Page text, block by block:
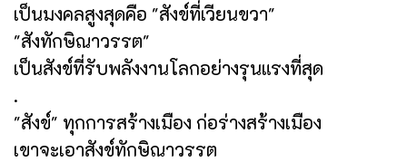
เป็นมงคลสูงสุดคือ "สังข์ที่เวียนขวา"
"สังทักษิณาวรรต"
เป็นสังข์ที่รับพลังงานโลกอย่างรุนแรงที่สุด
.
"สังข์" ทุกการสร้างเมือง ก่อร่างสร้างเมือง
เขาจะเอาสังข์ทักษิณาวรรต